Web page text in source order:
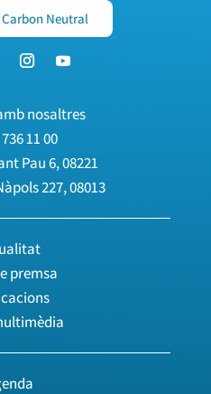
Carbon Neutral
nosaltres
11 00
Pau 6, 08221
227, 08013
premsa